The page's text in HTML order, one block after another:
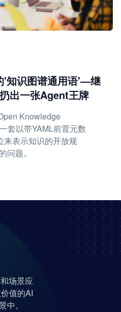
识图谱通用语'—继
出一张Agent王牌
Knowledge
套以带YAML前置元数
来表示知识的开放规
问题。
场景应
值的AI
中。